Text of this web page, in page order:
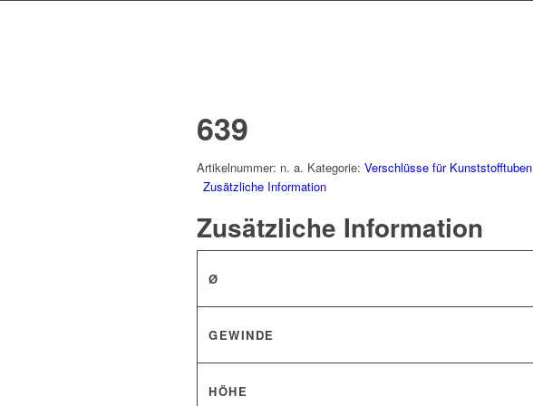
639
Artikelnummer: n. a. Kategorie: Verschlüsse für Kunststofftuben
Zusätzliche Information
Zusätzliche Information
Ø
GEWINDE
HÖHE